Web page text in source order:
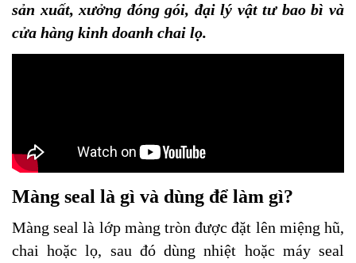
sản xuất, xưởng đóng gói, đại lý vật tư bao bì và
cửa hàng kinh doanh chai lọ.
Màng seal là gì và dùng để làm gì?
Màng seal là lớp màng tròn được đặt lên miệng hũ,
chai hoặc lọ, sau đó dùng nhiệt hoặc máy seal